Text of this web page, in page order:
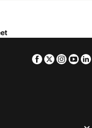
– Kypros
– Uusimaa
– Madeira
Facebook
Twitter